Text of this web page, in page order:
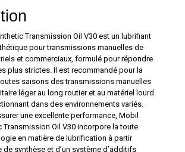
Transmission Oil V30 est un lubrifiant
pour transmissions manuelles de
et commerciaux, formulé pour répondre
plus strictes. Il est recommandé pour la
saisons des transmissions manuelles
léger au long routier et au matériel lourd
dans des environnements variés.
une excellente performance, Mobil
Transmission Oil V30 incorpore la toute
en matière de lubrification à partir
de synthèse et d’un système d’additifs